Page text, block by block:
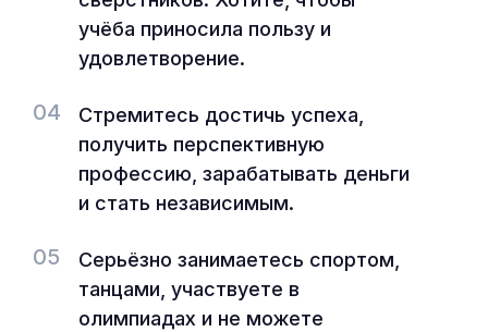
учёба приносила пользу и
удовлетворение.
04
Стремитесь достичь успеха,
получить перспективную
профессию, зарабатывать деньги
и стать независимым.
05
Серьёзно занимаетесь спортом,
танцами, участвуете в
олимпиадах и не можете